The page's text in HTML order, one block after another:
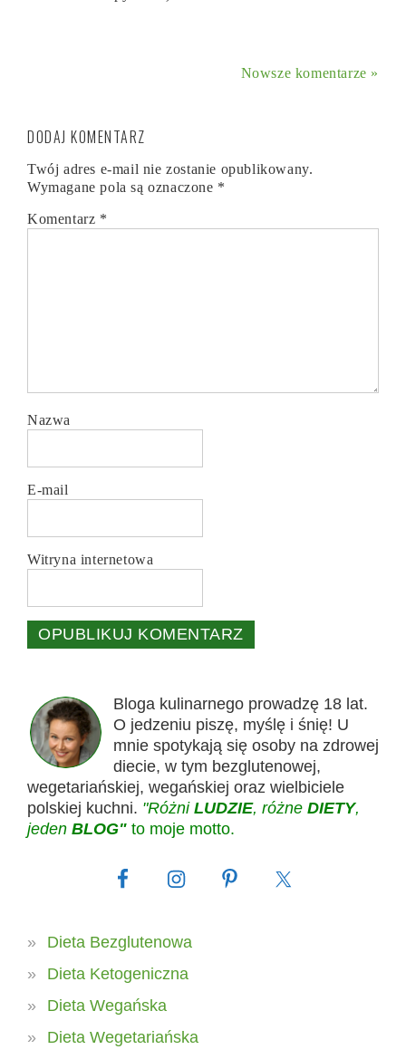
Nowsze komentarze »
DODAJ KOMENTARZ
Twój adres e-mail nie zostanie opublikowany.
Wymagane pola są oznaczone *
Komentarz *
Nazwa
E-mail
Witryna internetowa
Bloga kulinarnego prowadzę 18 lat.
O jedzeniu piszę, myślę i śnię! U
mnie spotykają się osoby na zdrowej
diecie, w tym bezglutenowej,
wegetariańskiej, wegańskiej oraz wielbiciele
polskiej kuchni. "Różni LUDZIE, różne DIETY,
jeden BLOG" to moje motto.
Dieta Bezglutenowa
Dieta Ketogeniczna
Dieta Wegańska
Dieta Wegetariańska